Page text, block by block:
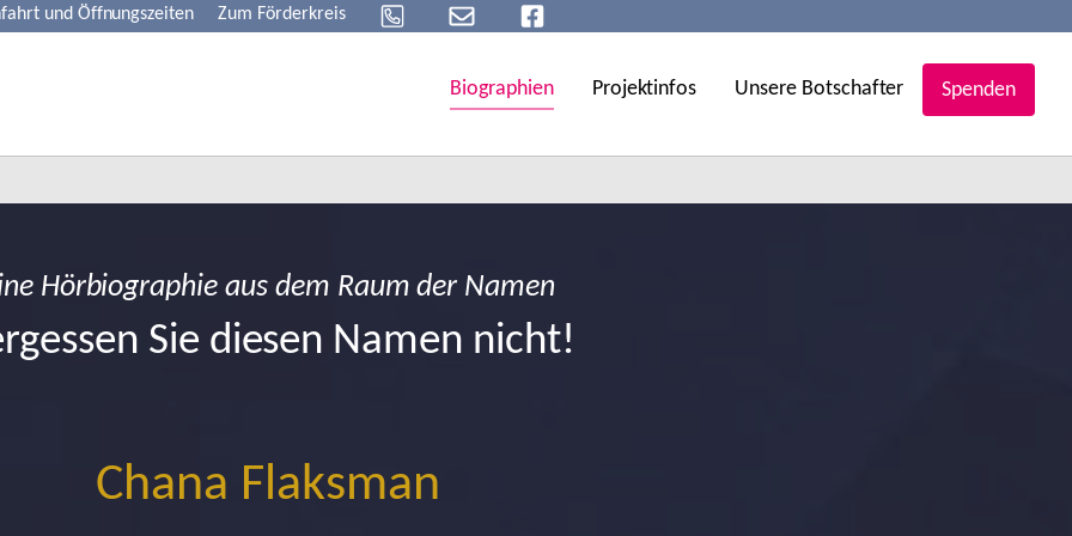
und Öffnungszeiten Zum Förderkreis
Biographien Projektinfos Unsere Botschafter Spenden
Hörbiographie aus dem Raum der Namen
Sie diesen Namen nicht!
Chana Flaksman